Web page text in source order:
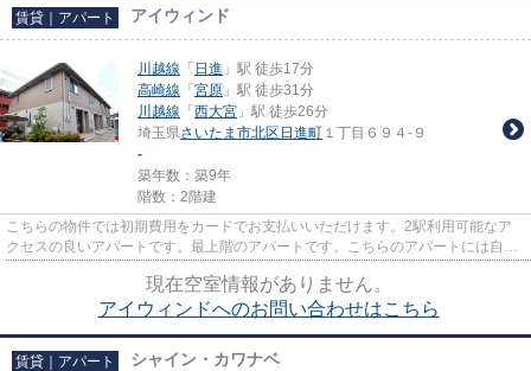
賃貸｜アパート アイウィンド
川越線 「 日進 」駅 徒歩17分
高崎線 「 宮原 」駅 徒歩31分
川越線 「 西大宮 」駅 徒歩26分
埼玉県さいたま市北区 日進町 １丁目６９４-９
-
築年数：築9年
階数：2階建
こちらの物件では初期費用をカードでお支払いいただけます。2駅利用可能なア
クセスの良いアパートです。最上階のアパートです。こちらのアパートには自走
現在空室情報がありません。
アイウィンドへのお問い合わせはこちら
賃貸｜アパート シャイン・カワナベ